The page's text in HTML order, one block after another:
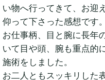
い物へ行ってきて、お迎
仰って下さった感想です。
お仕事柄、目と腕に長年
いて目や頭、腕も重点的
施術をしました。
お二人ともスッキリした